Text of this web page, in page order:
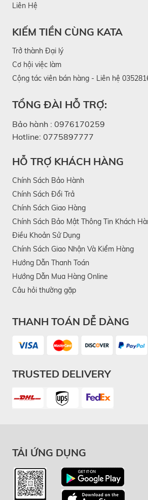
Liên Hệ
KIẾM TIỀN CÙNG KATA
Trở thành Đại lý
Cơ hội việc làm
Cộng tác viên bán hàng - Liên hệ
TỔNG ĐÀI HỖ TRỢ:
Bảo hành : 0976170259
Hotline: 0775897777
HỖ TRỢ KHÁCH HÀNG
Chính Sách Bảo Hành
Chính Sách Đổi Trả
Chính Sách Giao Hàng
Chính Sách Bảo Mật Thông Tin Khách
Điều Khoản Sử Dụng
Chính Sách Giao Nhận Và Kiểm Hàng
Hướng Dẫn Thanh Toán
Hướng Dẫn Mua Hàng Online
Câu hỏi thường gặp
THANH TOÁN DỄ DÀNG
TRUSTED DELIVERY
TẢI ỨNG DỤNG